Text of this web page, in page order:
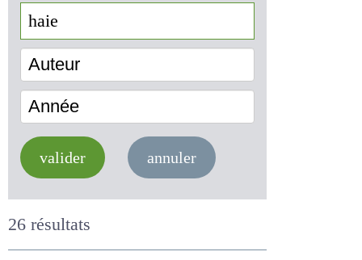
Auteur
valider annuler
26 résultats